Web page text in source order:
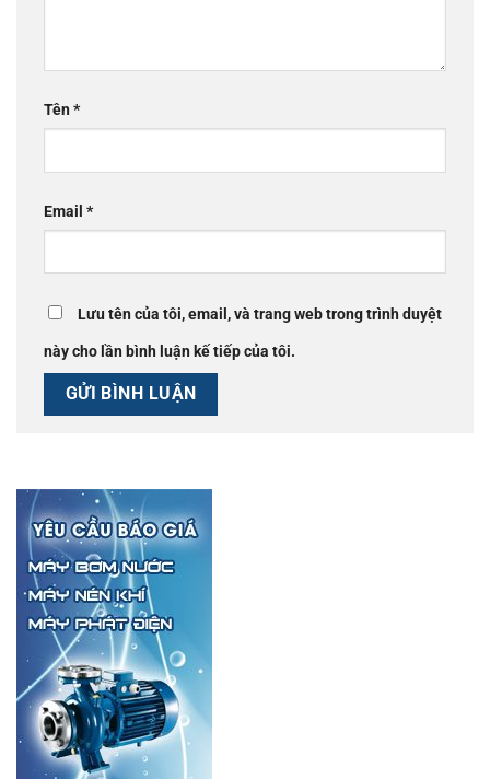
Tên*
Email *
Lưu tên của tôi, email, và trang web trong trình duyệt
này cho lần bình luận kế tiếp của tôi.